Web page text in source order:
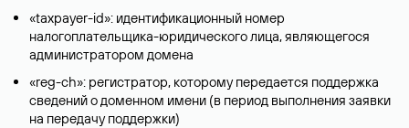
«taxpayer-id»: идентификационный номер
налогоплательщика-юридического лица, являющегося
администратором домена
«reg-ch»: регистратор, которому передается поддержка
сведений о доменном имени (в период выполнения заявки
на передачу поддержки)